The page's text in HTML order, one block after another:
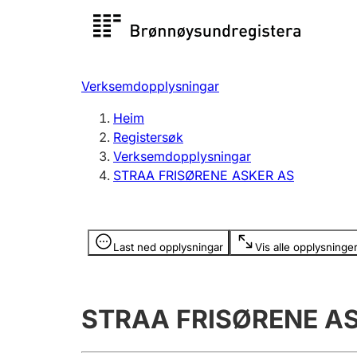
Registersøk
Registrere, endre, slette
Verksemdopplysningar
Heim
Registersøk
Verksemdopplysningar
STRAA FRISØRENE ASKER AS
Last ned opplysningar Vis alle opplysninger
Opplysninger er skjult
STRAA FRISØRENE